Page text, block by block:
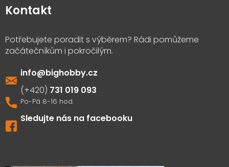
Kontakt
info@bighobby.cz
731 019 093
Sledujte nás na facebooku